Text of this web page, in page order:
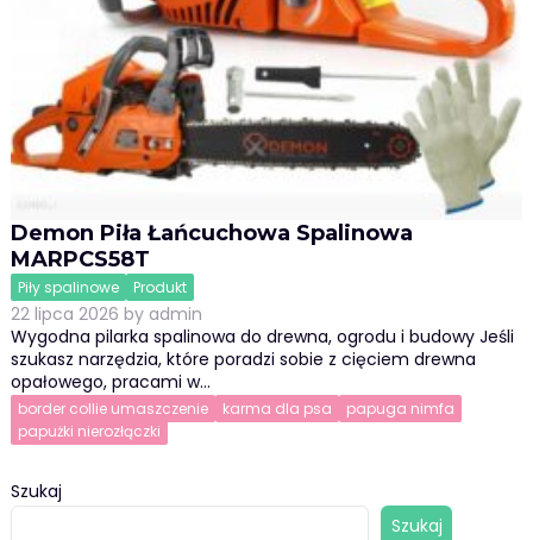
Demon Piła Łańcuchowa Spalinowa
MARPCS58T
Piły spalinowe Produkt
22 lipca 2026 by admin
Wygodna pilarka spalinowa do drewna, ogrodu i budowy Jeśli
szukasz narzędzia, które poradzi sobie z cięciem drewna
opałowego, pracami w…
border collie umaszczenie karma dla psa
papuga nimfa
papużki nierozłączki
Szukaj
Szukaj